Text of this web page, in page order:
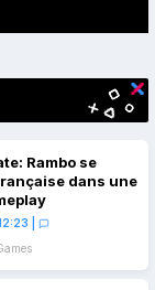
Rambo se
dans une